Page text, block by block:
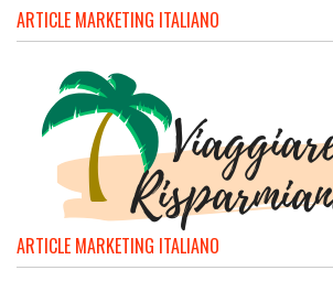
ARTICLE MARKETING ITALIANO
ARTICLE MARKETING ITALIANO